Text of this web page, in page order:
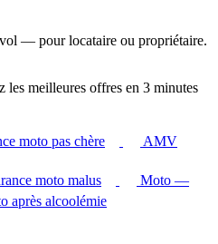
— pour locataire ou propriétaire.
les meilleures offres en 3 minutes
moto pas chère
AMV
moto malus
Moto —
après alcoolémie